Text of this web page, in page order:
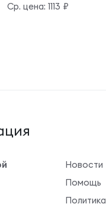
Cр. цена: 1113 ₽
Новости
Помощь
Политика